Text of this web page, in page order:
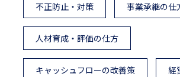
不正防止・対策 事業承継の仕
人材育成・評価の仕方
キャッシュフローの改善策 経